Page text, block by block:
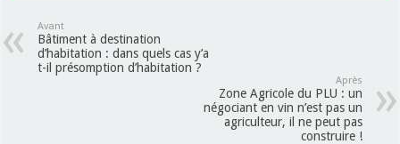
Avant
Bâtiment à destination
d’habitation : dans quels cas y’a
t-il présomption d’habitation ?
Après
Zone Agricole du PLU : un
négociant en vin n’est pas un
agriculteur, il ne peut pas
construire !